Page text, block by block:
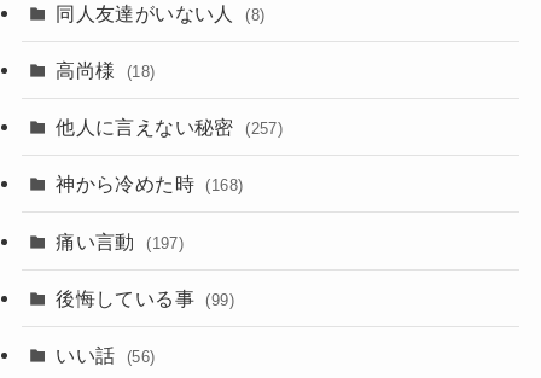
同人友達がいない人 (8)
高尚様 (18)
他人に言えない秘密 (257)
神から冷めた時 (168)
痛い言動 (197)
後悔している事 (99)
いい話 (56)